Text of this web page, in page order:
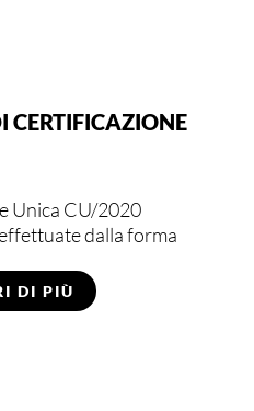
CERTIFICAZIONE
Unica CU/2020
dalla forma
DI PIÙ